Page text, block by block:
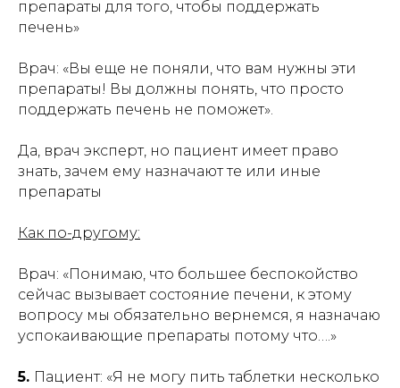
препараты для того, чтобы поддержать
печень»
Врач: «Вы еще не поняли, что вам нужны эти
препараты! Вы должны понять, что просто
поддержать печень не поможет».
Да, врач эксперт, но пациент имеет право
знать, зачем ему назначают те или иные
препараты
Как по-другому:
Врач: «Понимаю, что большее беспокойство
сейчас вызывает состояние печени, к этому
вопросу мы обязательно вернемся, я назначаю
успокаивающие препараты потому что….»
5. Пациент: «Я не могу пить таблетки несколько